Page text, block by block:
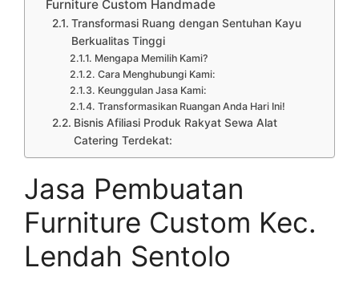
Furniture Custom Handmade
Transformasi Ruang dengan Sentuhan Kayu
Berkualitas Tinggi
Mengapa Memilih Kami?
Cara Menghubungi Kami:
Keunggulan Jasa Kami:
Transformasikan Ruangan Anda Hari Ini!
Bisnis Afiliasi Produk Rakyat Sewa Alat
Catering Terdekat:
Jasa Pembuatan
Furniture Custom Kec.
Lendah Sentolo